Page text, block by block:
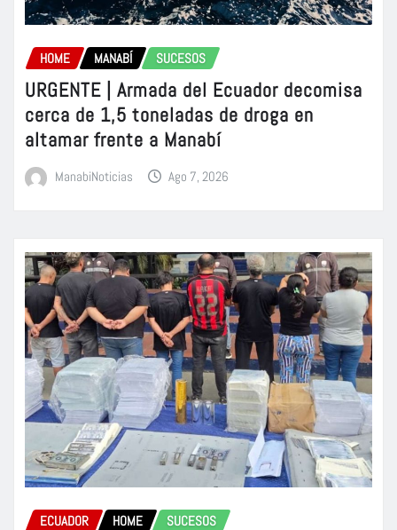
HOME MANABÍ SUCESOS
URGENTE | Armada del Ecuador decomisa
cerca de 1,5 toneladas de droga en
altamar frente a Manabí
ManabiNoticias Ago 7, 2026
ECUADOR HOME SUCESOS